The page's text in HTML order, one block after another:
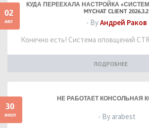
02
авг
КУДА ПЕРЕЕХАЛА НАСТРОЙКА
MYCHAT CLIENT 2026.3.2
- ByАндрей Раков
Конечно есть! Система оповщений
ПОДРОБНЕЕ
30
июл
НЕ РАБОТАЕТ КОНСОЛЬНАЯ
- By arabest